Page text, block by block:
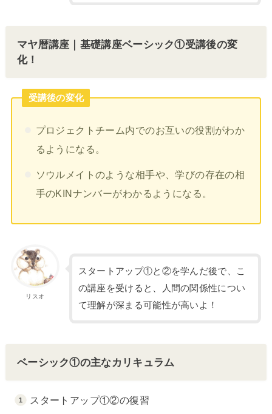
マヤ暦講座｜基礎講座ベーシック①受講後の変
化！
受講後の変化
プロジェクトチーム内でのお互いの役割がわか
るようになる。
ソウルメイトのような相手や、学びの存在の相
手のKINナンバーがわかるようになる。
リスオ
スタートアップ①と②を学んだ後で、こ
の講座を受けると、人間の関係性につい
て理解が深まる可能性が高いよ！
ベーシック①の主なカリキュラム
スタートアップ①②の復習